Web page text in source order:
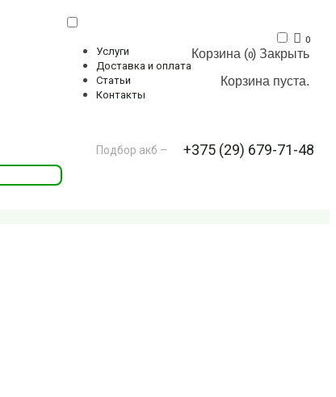
Услуги
Доставка и оплата
Статьи
Контакты
0
Корзина (0) Закрыть
Корзина пуста.
Подбор акб – +375 (29) 679-71-48